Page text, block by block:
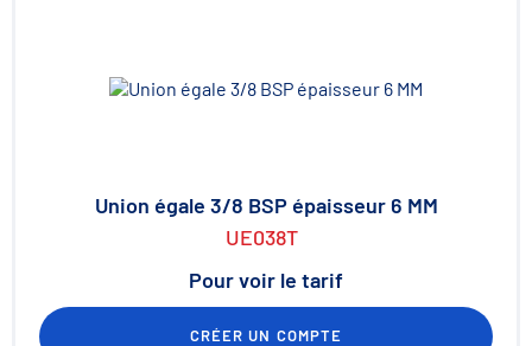
Union égale 3/8 BSP épaisseur 6 MM
UE038T
Pour voir le tarif
CRÉER UN COMPTE